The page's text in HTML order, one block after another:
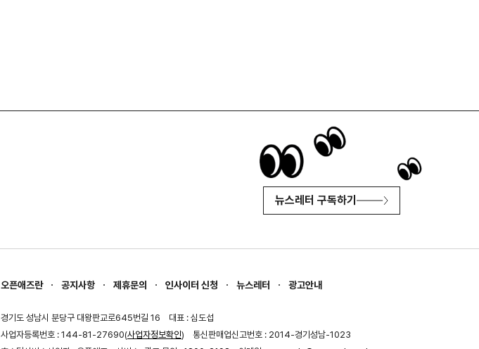
뉴스레터 구독하기
오픈애즈란 공지사항 제휴문의 인사이터 신청 뉴스레터 광고안내
경기도 성남시 분당구 대왕판교로645번길 16
대표 : 심도섭
사업자등록번호 : 144-81-27690(사업자정보확인)
통신판매업신고번호 : 2014-경기성남-1023